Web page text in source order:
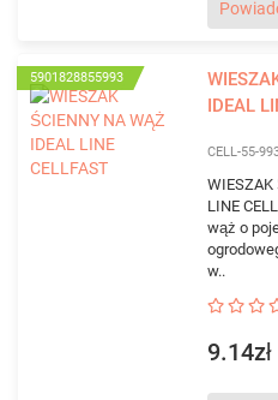
5901828855993
IDEAL
CELL-55-
WIESZAK
LINE
wąż o
w..
9.14zł